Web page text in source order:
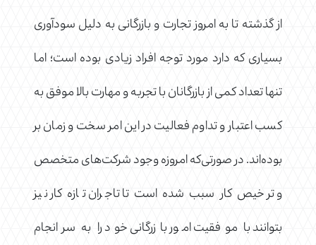
از گذشته تا به امروز تجارت و بازرگانی به دلیل سودآوری
بسیاری که دارد مورد توجه افراد زیادی بوده است؛ اما
تنها تعداد کمی از بازرگانان با تجربه و مهارت بالا موفق به
کسب اعتبار و تداوم فعالیت در این امر سخت و زمان بر
بوده‌اند. در صورتی‌که امروزه وجود شرکت‌های متخصص
و ترخیص کار سبب شده است تا تاجران تازه کار نیز
بتوانند با موفقیت امور بازرگانی خود را به سرانجام